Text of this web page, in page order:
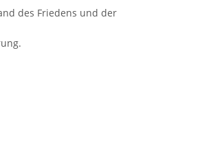
des Friedens und der